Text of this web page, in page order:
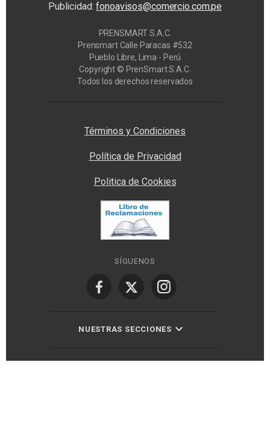
Publicidad:fonoavisos@comercio.com.pe
PRENSMART S.A.C.
Prensmart Calle Paracas #532
Pueblo Libre, Lima - Perú
Copyright © PrenSmart S.A.C.
Todos los derechos reservados
Términos y Condiciones
Política de Privacidad
Politica de Cookies
SÍGUENOS
NUESTRAS SECCIONES